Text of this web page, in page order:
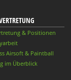
& Positionen
Airsoft & Paintball
im Überblick